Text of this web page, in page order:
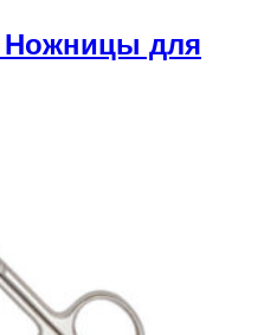
Ножницы для